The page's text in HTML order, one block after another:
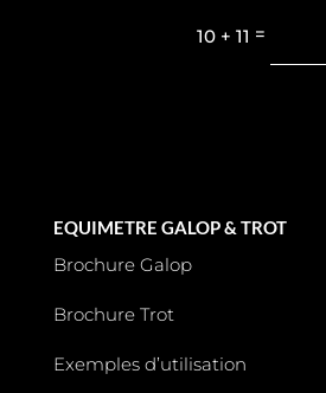
10 + 11 =
EQUIMETRE GALOP & TROT
Brochure Galop
Brochure Trot
Exemples d’utilisation